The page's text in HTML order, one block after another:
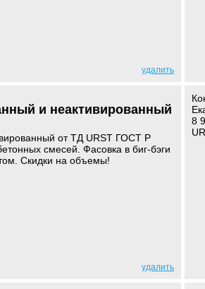
удалить
и неактивированный
от ТД URST ГОСТ Р
смесей. Фасовка в биг-бэги
Скидки на объемы!
удалить
8